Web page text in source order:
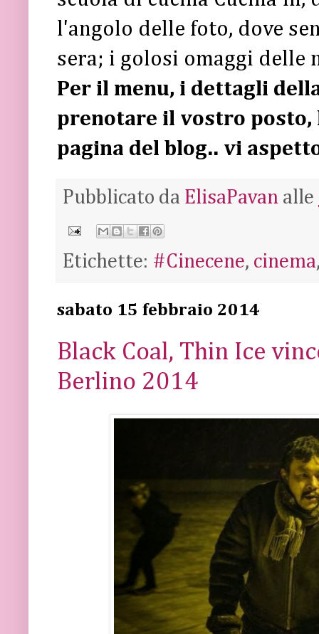
l'angolo delle foto, dove
sera; i golosi omaggi delle
Per il menu, i dettagli
prenotare il vostro posto,
pagina del blog.. vi
Pubblicato da ElisaPavan alle
Etichette: #Cinecene, cinema
sabato 15 febbraio 2014
Black Coal, Thin Ice
Berlino 2014